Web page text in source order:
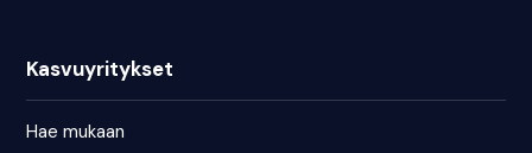
Kasvuyritykset
Hae mukaan